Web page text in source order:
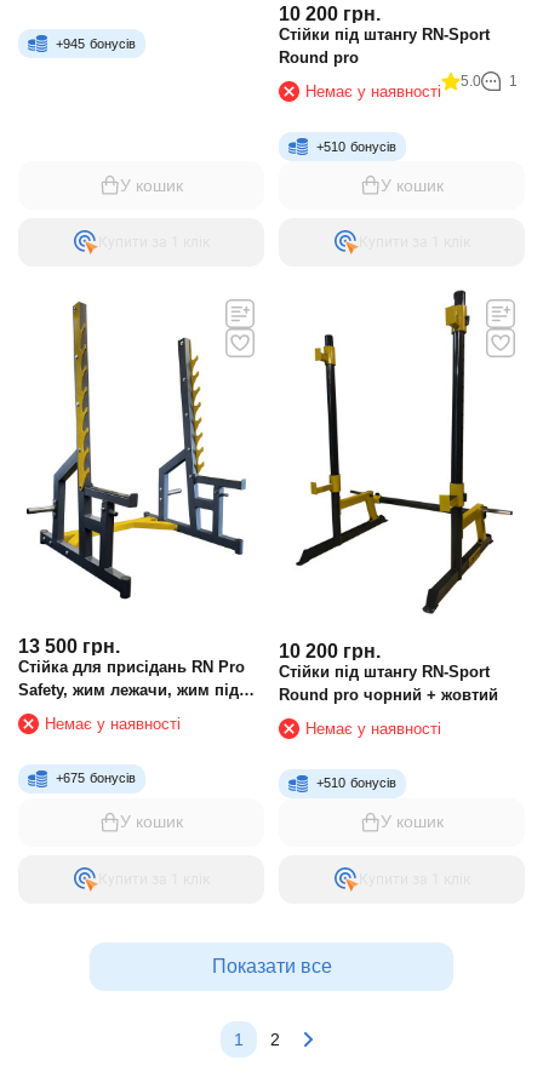
+945 бонусів
У кошик
Купити за 1 клiк
10 200 грн.
Стійки під штангу RN-Sport
Round pro
Немає у наявності
5.0 1
+510 бонусів
У кошик
Купити за 1 клiк
13 500 грн.
Стійка для присідань RN Pro
Safety, жим лежачи, жим під
кутом, жим сидячи
Немає у наявності
+675 бонусів
У кошик
10 200 грн.
Стійки під штангу RN-Sport
Round pro чорний + жовтий
Немає у наявності
+510 бонусів
У кошик
Показати все
1 2